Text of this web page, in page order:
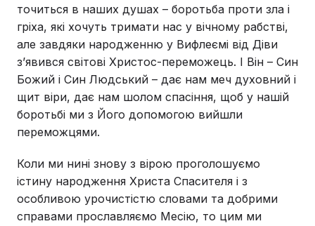
точиться в наших душах – боротьба проти зла і
гріха, які хочуть тримати нас у вічному рабстві,
але завдяки народженню у Вифлеємі від Діви
з’явився світові Христос-переможець. І Він – Син
Божий і Син Людський – дає нам меч духовний і
щит віри, дає нам шолом спасіння, щоб у нашій
боротьбі ми з Його допомогою вийшли
переможцями.
Коли ми нині знову з вірою проголошуємо
істину народження Христа Спасителя і з
особливою урочистістю словами та добрими
справами прославляємо Месію, то цим ми